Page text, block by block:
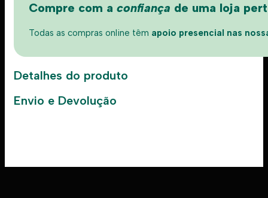
Compre com a confiança de uma loja
Todas as compras online têm apoio presencial nas
Detalhes do produto
Envio e Devolução